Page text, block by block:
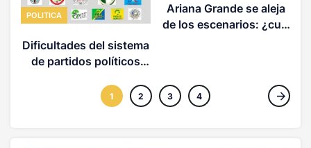
POLITICA
Dificultades del sistema
de partidos políticos
Ariana Grande se aleja
de los escenarios: ¿cuál
1 2 3 4